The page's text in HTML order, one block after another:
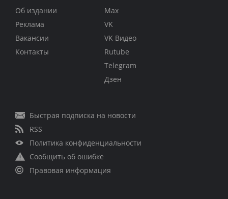
Об издании
Реклама
Вакансии
Контакты
Max
VK
VK Видео
Rutube
Telegram
Дзен
Быстрая подписка на новости
RSS
Политика конфиденциальности
Сообщить об ошибке
Правовая информация